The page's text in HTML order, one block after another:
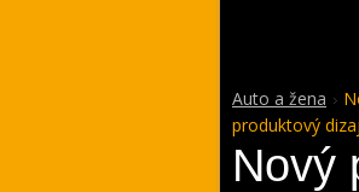
Auto a žena
produktový
Nový